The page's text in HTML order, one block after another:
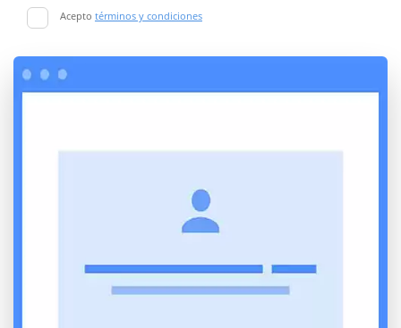
Acepto términos y condiciones